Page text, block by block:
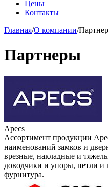
Цены
Контакты
Главная/О компании/
Партнеры
Apecs
Ассортимент продукции
наименований замков и
врезные, накладные и
доводчики и упоры, петли и
фурнитура.